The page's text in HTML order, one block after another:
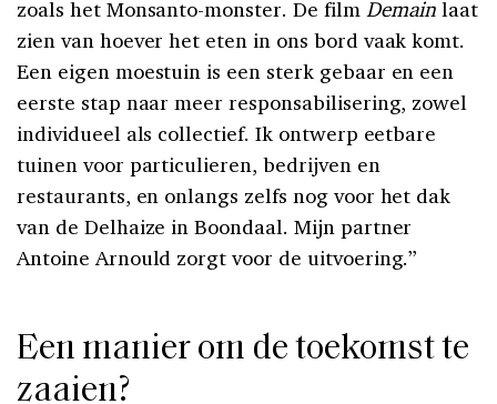
zoals het Monsanto-monster. De film Demain laat
zien van hoever het eten in ons bord vaak komt.
Een eigen moestuin is een sterk gebaar en een
eerste stap naar meer responsabilisering, zowel
individueel als collectief. Ik ontwerp eetbare
tuinen voor particulieren, bedrijven en
restaurants, en onlangs zelfs nog voor het dak
van de Delhaize in Boondaal. Mijn partner
Antoine Arnould zorgt voor de uitvoering.”
Een manier om de toekomst te
zaaien?